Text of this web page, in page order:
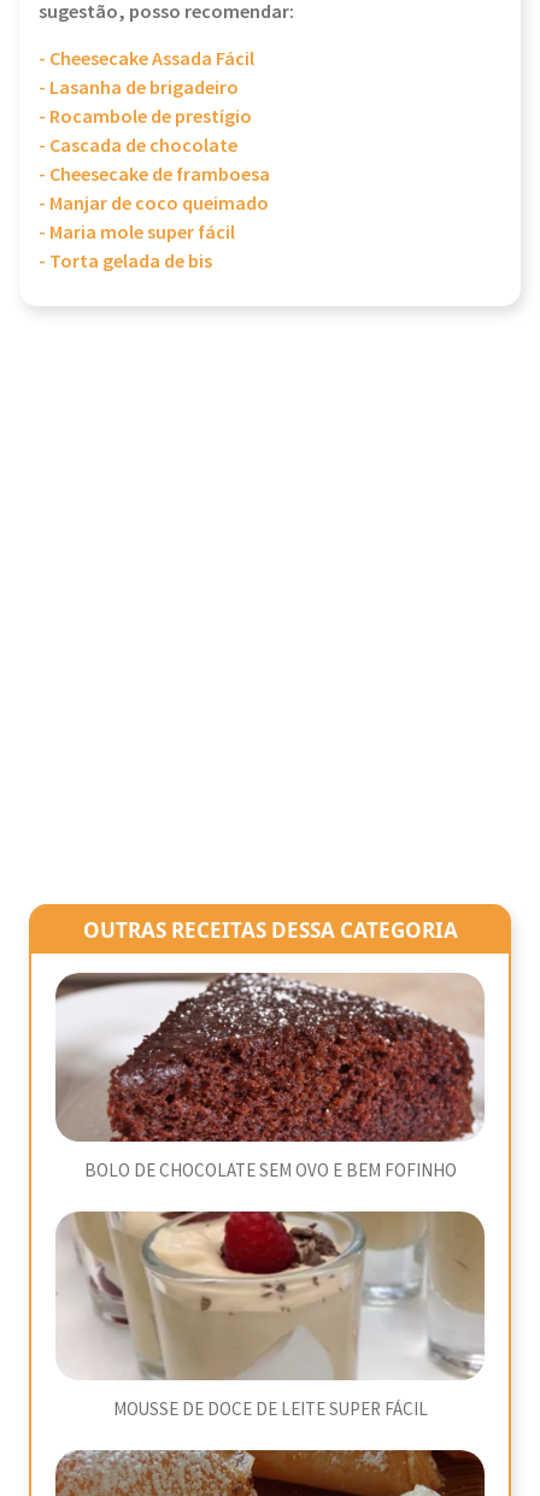
sugestão, posso recomendar:
- Cheesecake Assada Fácil
- Lasanha de brigadeiro
- Rocambole de prestígio
- Cascada de chocolate
- Cheesecake de framboesa
- Manjar de coco queimado
- Maria mole super fácil
- Torta gelada de bis
OUTRAS RECEITAS DESSA CATEGORIA
BOLO DE CHOCOLATE SEM OVO E BEM FOFINHO
MOUSSE DE DOCE DE LEITE SUPER FÁCIL